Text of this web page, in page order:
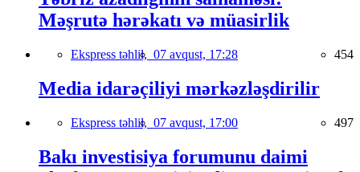
Məşrutə hərəkatı və müasirlik
Ekspress təhlil, 07 avqust, 17:28 454
Media idarəçiliyi mərkəzləşdirilir
Ekspress təhlil, 07 avqust, 17:00 497
Bakı investisiya forumunu daimi